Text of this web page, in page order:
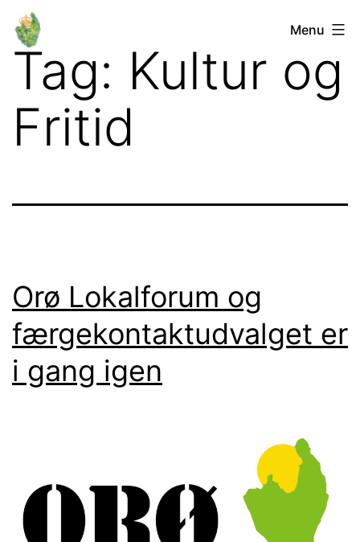
Fortsæt
indhold
Orø
Lokalforum
Menu
Tag: Kultur og
Fritid
Orø Lokalforum og
færgekontaktudvalget er
i gang igen